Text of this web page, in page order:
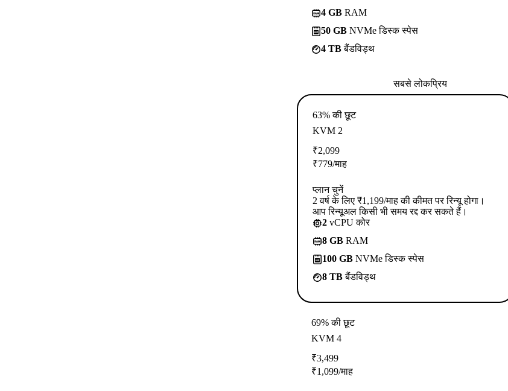
4 GB RAM
50 GB NVMe डिस्क स्पेस
4 TBबैंडविड्थ
सबसे लोकप्रिय
63% की छूट
KVM 2
₹2,099
₹779/माह
प्लान चुनें
2 वर्ष के लिए ₹1,199/माह की कीमत पर रिन्यू होगा।
आप रिन्यूअल किसी भी समय रद्द कर सकते हैं।
2 vCPU कोर
8 GB RAM
100 GB NVMe डिस्क स्पेस
8 TBबैंडविड्थ
69% की छूट
KVM 4
₹3,499
₹1,099/माह